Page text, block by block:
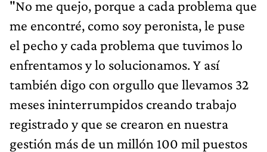
"No me quejo, porque a cada problema que
me encontré, como soy peronista, le puse
el pecho y cada problema que tuvimos lo
enfrentamos y lo solucionamos. Y así
también digo con orgullo que llevamos 32
meses ininterrumpidos creando trabajo
registrado y que se crearon en nuestra
gestión más de un millón 100 mil puestos